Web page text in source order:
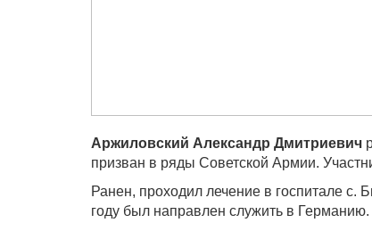
Аржиловский Александр Дмитриевич
призван в ряды Советской Армии.
Ранен, проходил лечение в госпитале с.
году был направлен служить в